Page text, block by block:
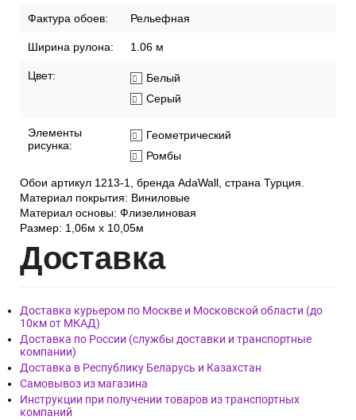
Фактура обоев: Рельефная
Ширина рулона: 1.06 м
Цвет:
Белый
Серый
Элементы
рисунка:
Геометрический
Ромбы
Обои артикул 1213-1, бренда AdaWall, страна Турция.
Материал покрытия: Виниловые
Материал основы: Флизелиновая
Размер: 1,06м х 10,05м
Доставка
Доставка курьером по Москве и Московской области (до
10км от МКАД)
Доставка по России (службы доставки и транспортные
компании)
Доставка в Республику Беларусь и Казахстан
Самовывоз из магазина
Инструкции при получении товаров из транспортных
компаний